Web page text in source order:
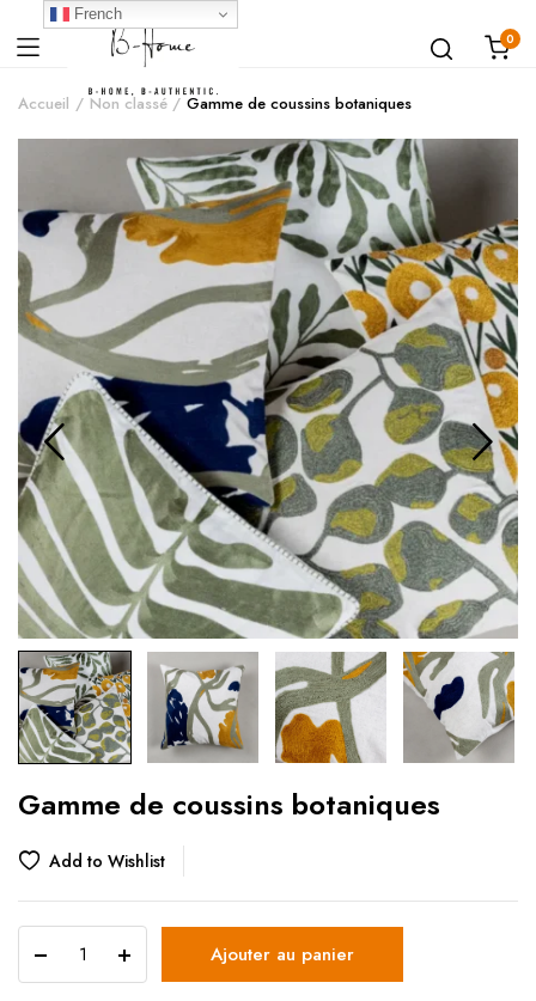
0
Accueil Non classé Gamme de coussins botaniques
Gamme de coussins botaniques
Add to Wishlist
Ajouter au panier
French